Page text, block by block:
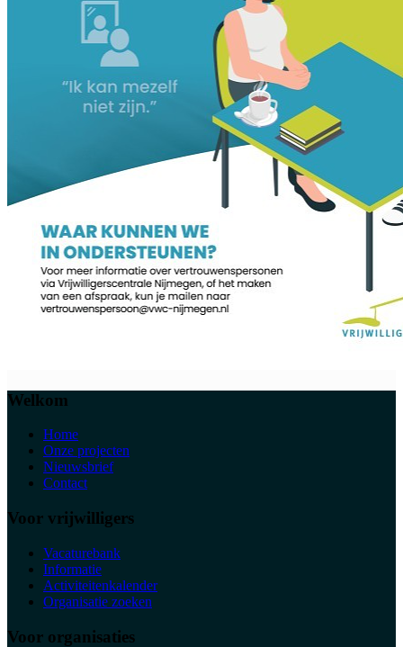
Welkom
Home
Onze projecten
Nieuwsbrief
Contact
Voor vrijwilligers
Vacaturebank
Informatie
Activiteitenkalender
Organisatie zoeken
Voor organisaties